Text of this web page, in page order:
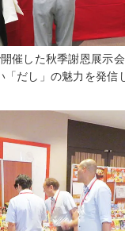
催した秋季謝恩展示
「だし」の魅力を発信